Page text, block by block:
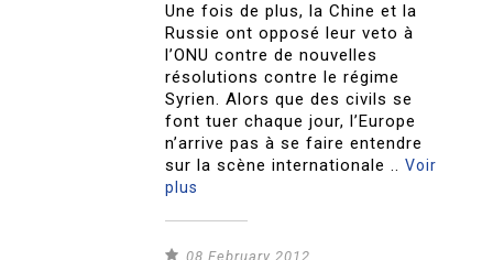
Une fois de plus, la Chine et la
Russie ont opposé leur veto à
l’ONU contre de nouvelles
résolutions contre le régime
Syrien. Alors que des civils se
font tuer chaque jour, l’Europe
n’arrive pas à se faire entendre
sur la scène internationale ..Voir
plus
08 February 2012